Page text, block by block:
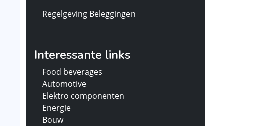
Regelgeving Beleggingen
Interessante links
Food beverages
Automotive
Elektro componenten
Energie
Bouw